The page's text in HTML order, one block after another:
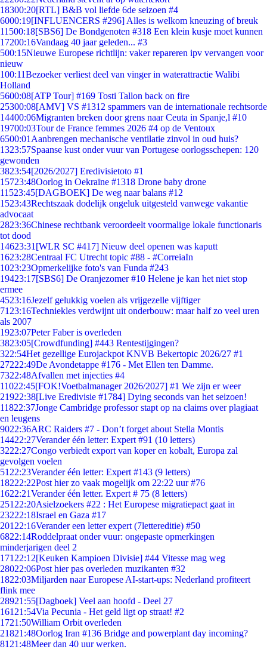
18300:20[RTL] B&B vol liefde 6de seizoen #4
6000:19[INFLUENCERS #296] Alles is welkom kneuzing of breuk
11500:18[SBS6] De Bondgenoten #318 Een klein kusje moet kunnen
17200:16Vandaag 40 jaar geleden... #3
500:15Nieuwe Europese richtlijn: vaker repareren ipv vervangen voor
nieuw
100:11Bezoeker verliest deel van vinger in waterattractie Walibi
Holland
5600:08[ATP Tour] #169 Tosti Tallon back on fire
25300:08[AMV] VS #1312 spammers van de internationale rechtsorde
14400:06Migranten breken door grens naar Ceuta in Spanje,l #10
19700:03Tour de France femmes 2026 #4 op de Ventoux
6500:01 Aanbrengen mechanische ventilatie zinvol in oud huis?
1323:57Spaanse kust onder vuur van Portugese oorlogsschepen: 120
gewonden
3823:54[2026/2027] Eredivisietoto #1
15723:48Oorlog in Oekraïne #1318 Drone baby drone
11523:45[DAGBOEK] De weg naar balans #12
1523:43Rechtszaak dodelijk ongeluk uitgesteld vanwege vakantie
advocaat
2823:36Chinese rechtbank veroordeelt voormalige lokale functionaris
tot dood
14623:31 [WLR SC #417] Nieuw deel openen was kaputt
1623:28Centraal FC Utrecht topic #88 - #CorreiaIn
1023:23Opmerkelijke foto's van Funda #243
19423:17[SBS6] De Oranjezomer #10 Helene je kan het niet stop
ermee
4523:16Jezelf gelukkig voelen als vrijgezelle vijftiger
71 23:16Techniekles verdwijnt uit onderbouw: maar half zo veel uren
als 2007
1923:07Peter Faber is overleden
3823:05[Crowdfunding] #443 Rentestijgingen?
322:54Het gezellige Eurojackpot KNVB Bekertopic 2026/27 #1
27222:49De Avondetappe #176 - Met Ellen ten Damme.
7322:48Afvallen met injecties #4
11022:45[FOK!Voetbalmanager 2026/2027] #1 We zijn er weer
21922:38[Live Eredivisie #1784] Dying seconds van het seizoen!
11822:37Jonge Cambridge professor stapt op na claims over plagiaat
en leugens
9022:36ARC Raiders #7 - Don’t forget about Stella Montis
14422:27Verander één letter: Expert #91 (10 letters)
3222:27Congo verbiedt export van koper en kobalt, Europa zal
gevolgen voelen
51 22:23Verander één letter: Expert #143 (9 letters)
18222:22Post hier zo vaak mogelijk om 22:22 uur #76
1622:21Verander één letter. Expert # 75 (8 letters)
251 22:20Asielzoekers #22 : Het Europese migratiepact gaat in
23222:18Israel en Gaza #17
201 22:16Verander een letter expert (7lettereditie) #50
6822:14Roddelpraat onder vuur: ongepaste opmerkingen
minderjarigen deel 2
171 22:12[Keuken Kampioen Divisie] #44 Vitesse mag weg
28022:06Post hier pas overleden muzikanten #32
1822:03Miljarden naar Europese AI-start-ups: Nederland profiteert
flink mee
28921:55[Dagboek] Veel aan hoofd - Deel 27
161 21:54Via Pecunia - Het geld ligt op straat! #2
1721:50William Orbit overleden
21821:48Oorlog Iran #136 Bridge and powerplant day incoming?
81 21:48Meer dan 40 uur werken.